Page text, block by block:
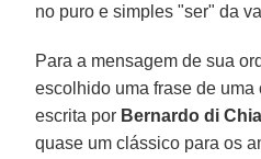
no puro e simples "ser" da
Para a mensagem de sua
escolhido uma frase de uma
escrita por Bernardo di
quase um clássico para os